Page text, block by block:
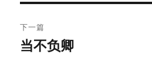
航
文
章：
下一篇
下
当不负卿